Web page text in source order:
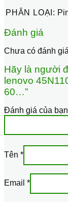
PHÂN LOẠI:
Đánh giá
Chưa có đánh
Hãy là người
lenovo
60…”
Đánh giá của bạn
Tên *
Email *